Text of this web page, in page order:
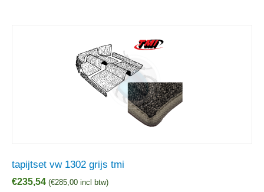
tapijtset vw 1302 grijs tmi
€235,54 (€285,00 incl btw)